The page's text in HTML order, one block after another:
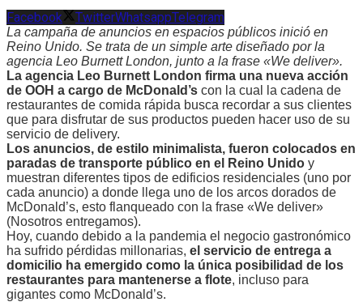
Facebook TwitterWhatsappTelegram
La campaña de anuncios en espacios públicos inició en
Reino Unido. Se trata de un simple arte diseñado por la
agencia Leo Burnett London, junto a la frase «We deliver».
La agencia Leo Burnett London firma una nueva acción
de OOH a cargo de McDonald’s con la cual la cadena de
restaurantes de comida rápida busca recordar a sus clientes
que para disfrutar de sus productos pueden hacer uso de su
servicio de delivery.
Los anuncios, de estilo minimalista, fueron colocados en
paradas de transporte público en el Reino Unido y
muestran diferentes tipos de edificios residenciales (uno por
cada anuncio) a donde llega uno de los arcos dorados de
McDonald’s, esto flanqueado con la frase «We deliver»
(Nosotros entregamos).
Hoy, cuando debido a la pandemia el negocio gastronómico
ha sufrido pérdidas millonarias, el servicio de entrega a
domicilio ha emergido como la única posibilidad de los
restaurantes para mantenerse a flote, incluso para
gigantes como McDonald’s.